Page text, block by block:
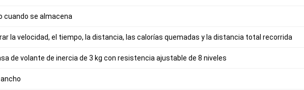
cuando se almacena
la velocidad, el tiempo, la distancia, las calorías quemadas y la distancia total recorrida
de volante de inercia de 3 kg con resistencia ajustable de 8 niveles